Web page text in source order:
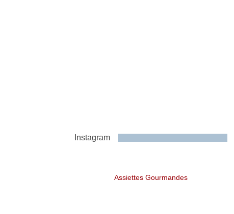
Instagram
Assiettes Gourmandes